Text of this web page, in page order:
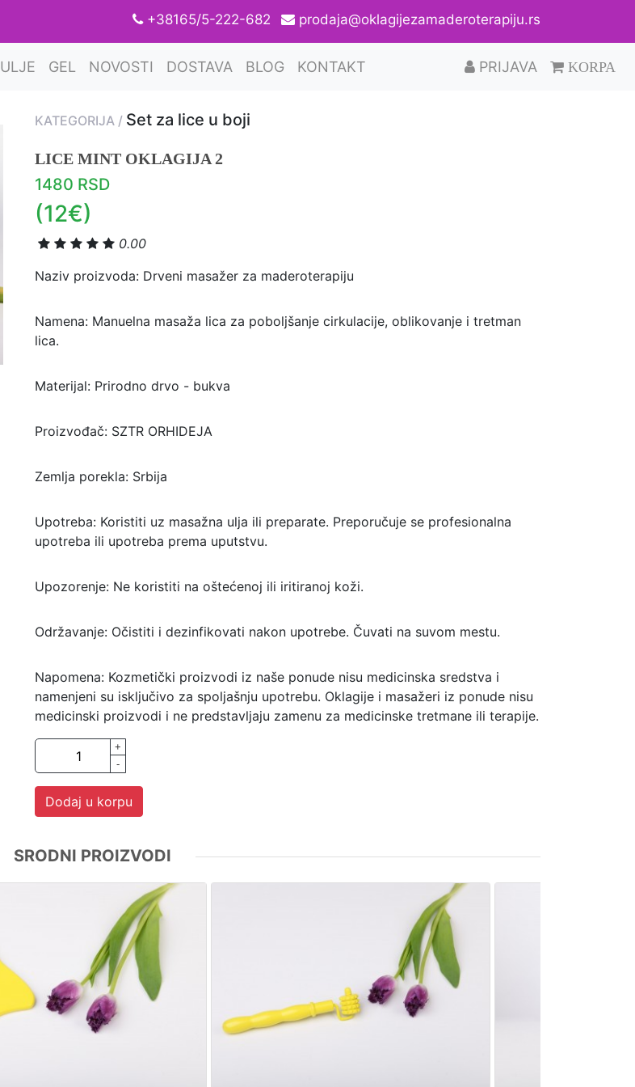
+38165/5-222-682 prodaja@oklagijezamaderoterapiju.rs
ULJE GEL NOVOSTI DOSTAVA BLOG KONTAKT PRIJAVA KORPA
KATEGORIJA / Set za lice u boji
LICE MINT OKLAGIJA 2
1480 RSD
(12€)
0.00
Naziv proizvoda: Drveni masažer za maderoterapiju
Namena: Manuelna masaža lica za poboljšanje cirkulacije, oblikovanje i tretman
lica.
Materijal: Prirodno drvo - bukva
Proizvođač: SZTR ORHIDEJA
Zemlja porekla: Srbija
Upotreba: Koristiti uz masažna ulja ili preparate. Preporučuje se profesionalna
upotreba ili upotreba prema uputstvu.
Upozorenje: Ne koristiti na oštećenoj ili iritiranoj koži.
Održavanje: Očistiti i dezinfikovati nakon upotrebe. Čuvati na suvom mestu.
Napomena: Kozmetički proizvodi iz naše ponude nisu medicinska sredstva i
namenjeni su isključivo za spoljašnju upotrebu. Oklagije i masažeri iz ponude nisu
medicinski proizvodi i ne predstavljaju zamenu za medicinske tretmane ili terapije.
+
-
Dodaj u korpu